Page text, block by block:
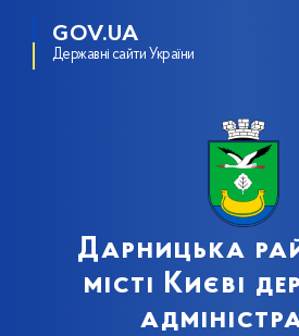
GOV.UA
Державні сайти України
Дарницька
місті Києві